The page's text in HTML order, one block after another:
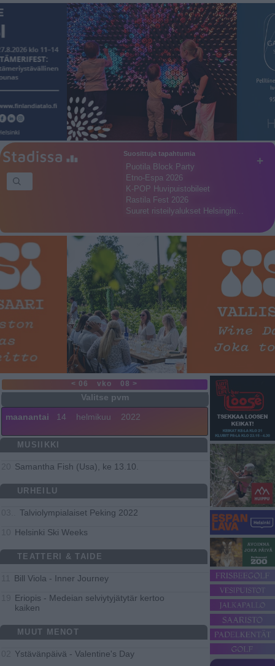
+
Suosittuja tapahtumia
Puotila Block Party
Etno-Espa 2026
K-POP Huvipuistobileet
Rastila Fest 2026
Suuret risteilyalukset Helsingin…
< 06 vko 08 >
maanantai 14 helmikuu 2022
MUSIIKKI
Samantha Fish (Usa), ke 13.10.
URHEILU
Talviolympialaiset Peking 2022
Helsinki Ski Weeks
TEATTERI & TAIDE
Bill Viola - Inner Journey
Eriopis - Medeian selviytyjätytär kertoo
kaiken
MUUT MENOT
Ystävänpäivä - Valentine's Day